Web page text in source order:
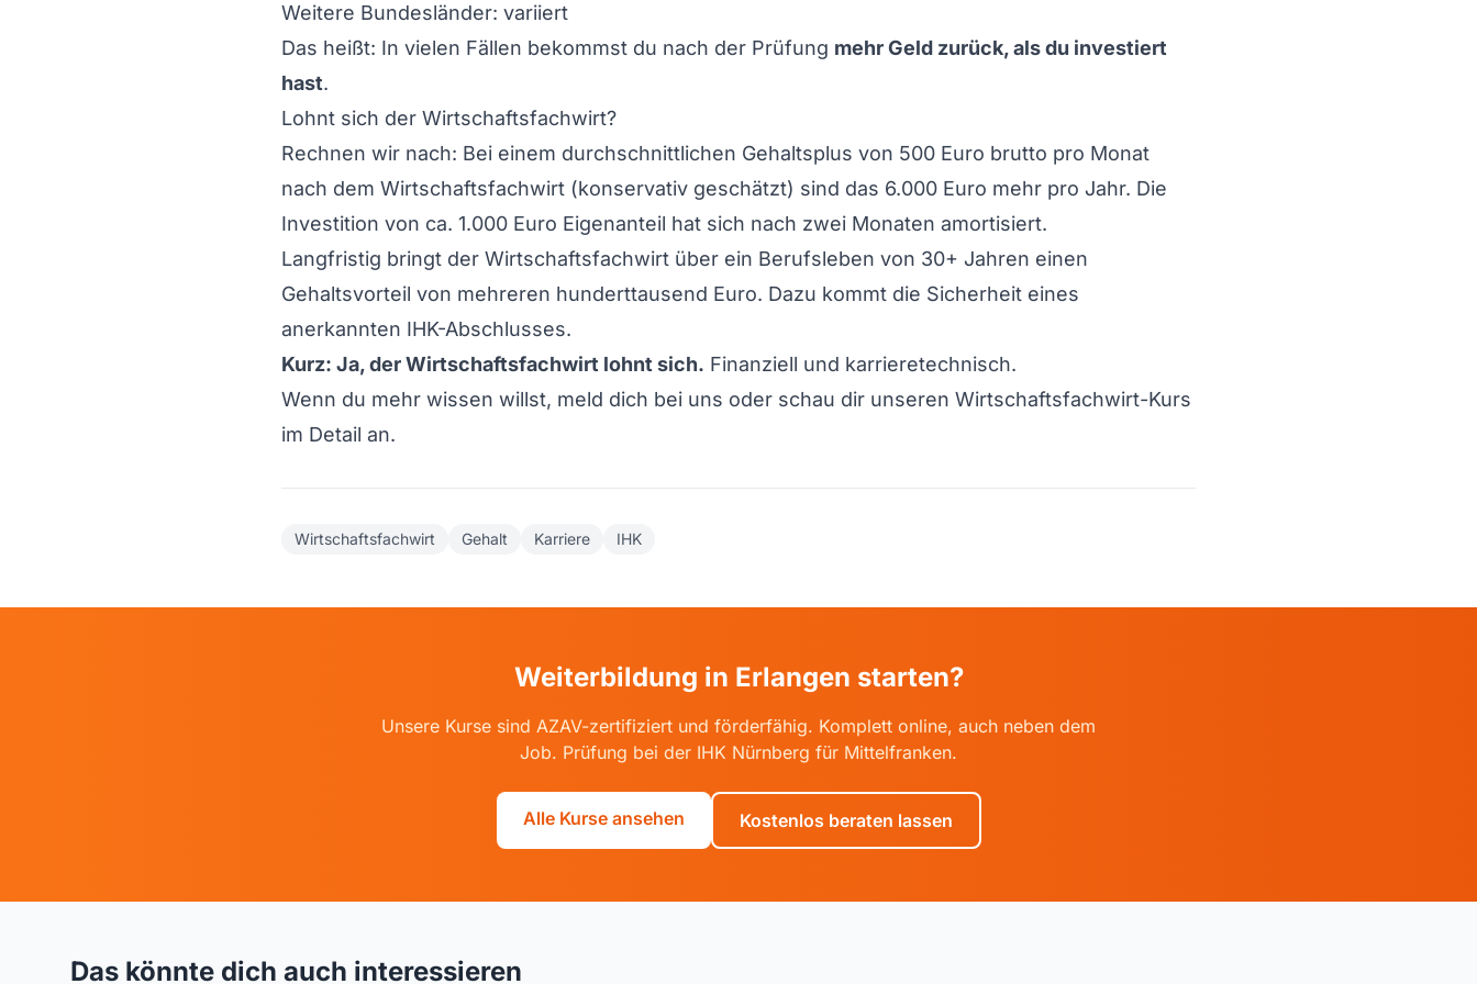
Weitere Bundesländer: variiert
Das heißt: In vielen Fällen bekommst du nach der Prüfung mehr Geld zurück, als du investiert
hast.
Lohnt sich der Wirtschaftsfachwirt?
Rechnen wir nach: Bei einem durchschnittlichen Gehaltsplus von 500 Euro brutto pro Monat
nach dem Wirtschaftsfachwirt (konservativ geschätzt) sind das 6.000 Euro mehr pro Jahr. Die
Investition von ca. 1.000 Euro Eigenanteil hat sich nach zwei Monaten amortisiert.
Langfristig bringt der Wirtschaftsfachwirt über ein Berufsleben von 30+ Jahren einen
Gehaltsvorteil von mehreren hunderttausend Euro. Dazu kommt die Sicherheit eines
anerkannten IHK-Abschlusses.
Kurz: Ja, der Wirtschaftsfachwirt lohnt sich. Finanziell und karrieretechnisch.
Wenn du mehr wissen willst, meld dich bei uns oder schau dir unseren Wirtschaftsfachwirt-Kurs
im Detail an.
Wirtschaftsfachwirt Gehalt Karriere IHK
Weiterbildung in Erlangen starten?
Unsere Kurse sind AZAV-zertifiziert und förderfähig. Komplett online, auch neben dem
Job. Prüfung bei der IHK Nürnberg für Mittelfranken.
Alle Kurse ansehen Kostenlos beraten lassen
Das könnte dich auch interessieren